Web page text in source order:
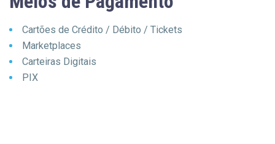
Cartões de Crédito / Débito / Tickets
Marketplaces
Carteiras Digitais
PIX